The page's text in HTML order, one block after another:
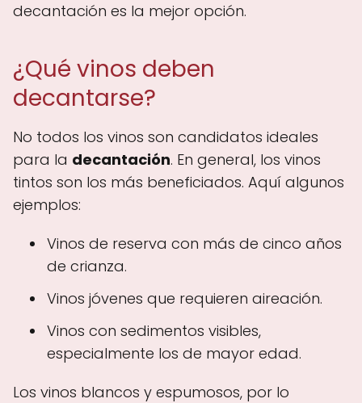
decantación es la mejor opción.
¿Qué vinos deben
decantarse?
No todos los vinos son candidatos ideales
para la decantación. En general, los vinos
tintos son los más beneficiados. Aquí algunos
ejemplos:
Vinos de reserva con más de cinco años
de crianza.
Vinos jóvenes que requieren aireación.
Vinos con sedimentos visibles,
especialmente los de mayor edad.
Los vinos blancos y espumosos, por lo